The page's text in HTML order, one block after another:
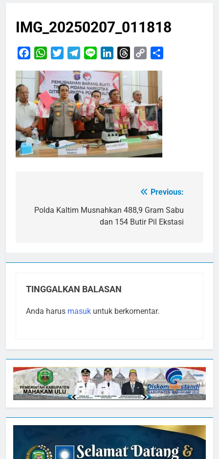
IMG_20250207_011818
FacebookWhatsApp
TwitterTelegram
Line LinkedInThreads
Copy
pos
Previous:
Polda Kaltim Musnahkan 488,9 Gram Sabu
dan 154 Butir Pil Ekstasi
TINGGALKAN BALASAN
Anda harus masuk untuk berkomentar.